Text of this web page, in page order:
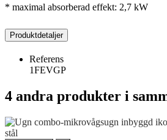
* maximal absorberad effekt: 2,7 kW
Produktdetaljer
Referens
1FEVGP
4 andra produkter i